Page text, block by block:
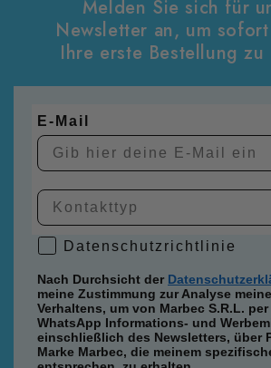
compléter le séchage avec un chiffon
Melden Sie sich für
Newsletter an, um
Ihre erste Bestellung zu
E-Mail
Datenschutzrichtlinie
Datenschutzrichtlinie
Nach Durchsicht der
meine Zustimmung zur Analyse
Verhaltens, um von Marbec S.R.L.
WhatsApp Informations- und
einschließlich des Newsletters, über
Marke Marbec, die meinem